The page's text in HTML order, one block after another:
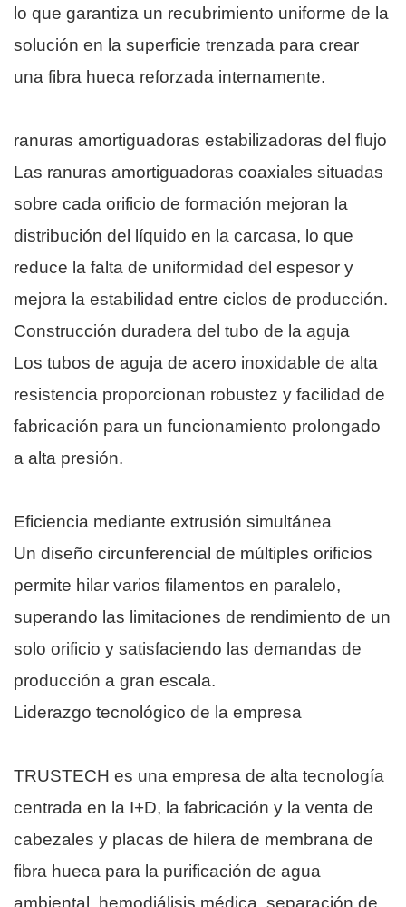
lo que garantiza un recubrimiento uniforme de la
solución en la superficie trenzada para crear
una fibra hueca reforzada internamente.
ranuras amortiguadoras estabilizadoras del flujo
Las ranuras amortiguadoras coaxiales situadas
sobre cada orificio de formación mejoran la
distribución del líquido en la carcasa, lo que
reduce la falta de uniformidad del espesor y
mejora la estabilidad entre ciclos de producción.
Construcción duradera del tubo de la aguja
Los tubos de aguja de acero inoxidable de alta
resistencia proporcionan robustez y facilidad de
fabricación para un funcionamiento prolongado
a alta presión.
Eficiencia mediante extrusión simultánea
Un diseño circunferencial de múltiples orificios
permite hilar varios filamentos en paralelo,
superando las limitaciones de rendimiento de un
solo orificio y satisfaciendo las demandas de
producción a gran escala.
Liderazgo tecnológico de la empresa
TRUSTECH es una empresa de alta tecnología
centrada en la I+D, la fabricación y la venta de
cabezales y placas de hilera de membrana de
fibra hueca para la purificación de agua
ambiental, hemodiálisis médica, separación de